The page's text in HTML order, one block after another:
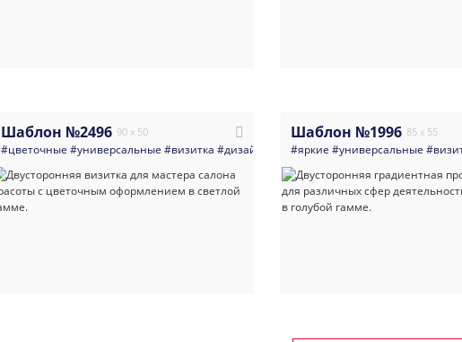
Шаблон №2496 90 x 50
#цветочные #универсальные #визитка #дизайн #арт_и_арт_студии#косметология
Шаблон №1996 85 x 55
#яркие #универсальные